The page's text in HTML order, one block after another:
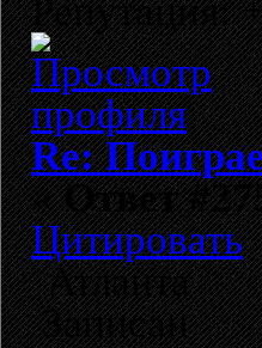
Репутация:
Re:
«Ответ
Цитировать
Атланта
Записан